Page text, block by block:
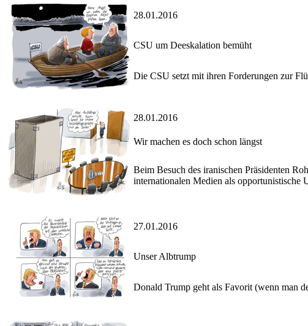
28.01.2016
CSU um Deeskalation bemüht
Die CSU setzt mit ihren Forderungen zur
28.01.2016
Wir machen es doch schon längst
Beim Besuch des iranischen Präsidenten
internationalen Medien als opportunistische
27.01.2016
Unser Albtrump
Donald Trump geht als Favorit (wenn man